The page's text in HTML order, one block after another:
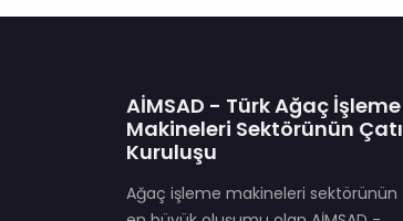
AİMSAD - Türk Ağaç İşleme
Makineleri Sektörünün Çatı
Kuruluşu
Ağaç işleme makineleri sektörünün